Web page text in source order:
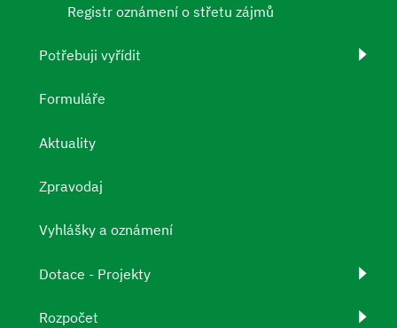
Registr oznámení o střetu zájmů
Potřebuji vyřídit
Formuláře
Aktuality
Zpravodaj
Vyhlášky a oznámení
Dotace - Projekty
Rozpočet